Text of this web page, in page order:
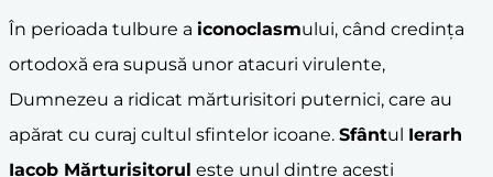
În perioada tulbure a iconoclasmului, când credința
ortodoxă era supusă unor atacuri virulente,
Dumnezeu a ridicat mărturisitori puternici, care au
apărat cu curaj cultul sfintelor icoane. Sfântul Ierarh
Iacob Mărturisitorul este unul dintre acești